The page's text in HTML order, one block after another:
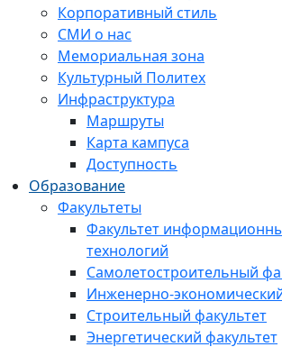
Корпоративный стиль
СМИ о нас
Мемориальная зона
Культурный Политех
Инфраструктура
Маршруты
Карта кампуса
Доступность
Образование
Факультеты
Факультет
технологий
Самолетостроительный
Инженерно-
Строительный факультет
Энергетический факультет